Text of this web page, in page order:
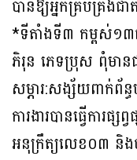
បានឱ្យអ្នកគ្រប់គ្រងជ
*ទីតាំងទី៣ កម្ពស់១៣
ភិរុន ភេទប្រុស ពុំមា
សម្ភារ:សង្ស័យពាក់
ការងារបានធ្វើការផ្
អនុក្រឹត្យលេខ០៣ និងប